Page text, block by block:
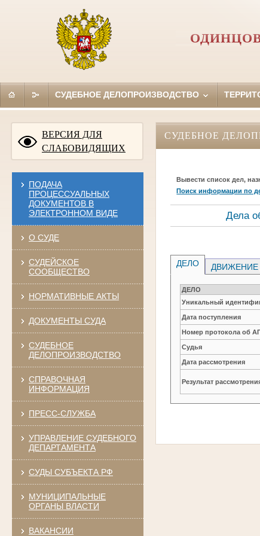
СУДЕБНОЕ ДЕЛОПРОИЗВОДСТВО
ВЕРСИЯ ДЛЯ
СЛАБОВИДЯЩИХ
ПОДАЧА
ПРОЦЕССУАЛЬНЫХ
ДОКУМЕНТОВ В
ЭЛЕКТРОННОМ ВИДЕ
О СУДЕ
СУДЕЙСКОЕ
СООБЩЕСТВО
НОРМАТИВНЫЕ АКТЫ
ДОКУМЕНТЫ СУДА
СУДЕБНОЕ
ДЕЛОПРОИЗВОДСТВО
СПРАВОЧНАЯ
ИНФОРМАЦИЯ
ПРЕСС-СЛУЖБА
УПРАВЛЕНИЕ СУДЕБНОГО
ДЕПАРТАМЕНТА
СУДЫ СУБЪЕКТА РФ
МУНИЦИПАЛЬНЫЕ
ОРГАНЫ ВЛАСТИ
ВАКАНСИИ
СУДЕБНОЕ
Вывести список дел,
Поиск информации по
Дела
ДЕЛО ДВИЖЕНИЕ
ДЕЛО
Уникальный
Дата поступления
Номер протокола об
Судья
Дата рассмотрения
Результат